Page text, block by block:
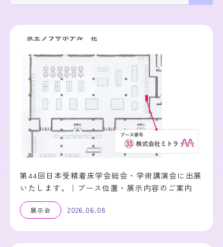
第44回日本受精着床学会総会・学術講演会に出展
いたします。｜ブース位置・展示内容のご案内
展示会 2026.06.08